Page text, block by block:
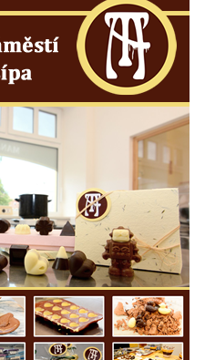
Střelou
Pavla ve
Kamenici
tkalcovna u
junior,
tovární
pod